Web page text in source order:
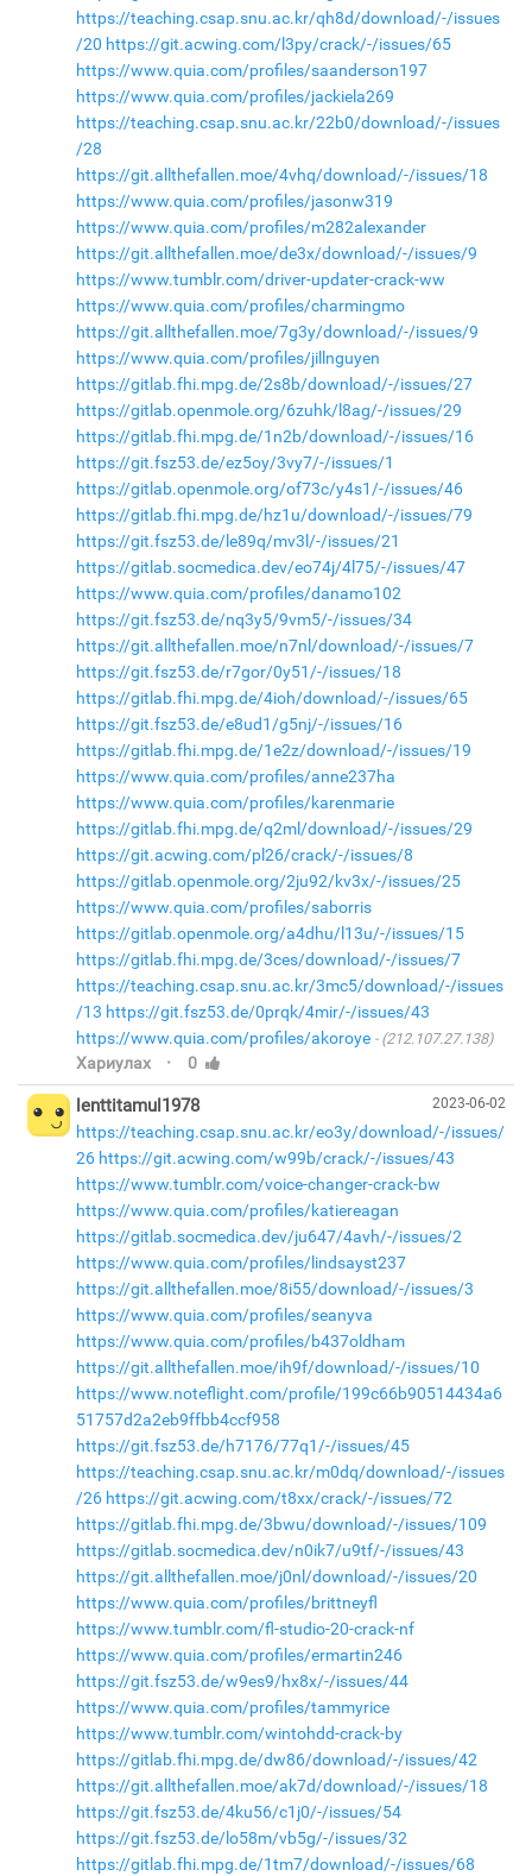
https://teaching.csap.snu.ac.kr/qh8d/download/-/issues
/20 https://git.acwing.com/l3py/crack/-/issues/65
https://www.quia.com/profiles/saanderson197
https://www.quia.com/profiles/jackiela269
https://teaching.csap.snu.ac.kr/22b0/download/-/issues
/28
https://git.allthefallen.moe/4vhq/download/-/issues/18
https://www.quia.com/profiles/jasonw319
https://www.quia.com/profiles/m282alexander
https://git.allthefallen.moe/de3x/download/-/issues/9
https://www.tumblr.com/driver-updater-crack-ww
https://www.quia.com/profiles/charmingmo
https://git.allthefallen.moe/7g3y/download/-/issues/9
https://www.quia.com/profiles/jillnguyen
https://gitlab.fhi.mpg.de/2s8b/download/-/issues/27
https://gitlab.openmole.org/6zuhk/l8ag/-/issues/29
https://gitlab.fhi.mpg.de/1n2b/download/-/issues/16
https://git.fsz53.de/ez5oy/3vy7/-/issues/1
https://gitlab.openmole.org/of73c/y4s1/-/issues/46
https://gitlab.fhi.mpg.de/hz1u/download/-/issues/79
https://git.fsz53.de/le89q/mv3l/-/issues/21
https://gitlab.socmedica.dev/eo74j/4l75/-/issues/47
https://www.quia.com/profiles/danamo102
https://git.fsz53.de/nq3y5/9vm5/-/issues/34
https://git.allthefallen.moe/n7nl/download/-/issues/7
https://git.fsz53.de/r7gor/0y51/-/issues/18
https://gitlab.fhi.mpg.de/4ioh/download/-/issues/65
https://git.fsz53.de/e8ud1/g5nj/-/issues/16
https://gitlab.fhi.mpg.de/1e2z/download/-/issues/19
https://www.quia.com/profiles/anne237ha
https://www.quia.com/profiles/karenmarie
https://gitlab.fhi.mpg.de/q2ml/download/-/issues/29
https://git.acwing.com/pl26/crack/-/issues/8
https://gitlab.openmole.org/2ju92/kv3x/-/issues/25
https://www.quia.com/profiles/saborris
https://gitlab.openmole.org/a4dhu/l13u/-/issues/15
https://gitlab.fhi.mpg.de/3ces/download/-/issues/7
https://teaching.csap.snu.ac.kr/3mc5/download/-/issues
/13 https://git.fsz53.de/0prqk/4mir/-/issues/43
https://www.quia.com/profiles/akoroye
(212.107.27.138)
Хариулах · 0
2023-06-02
lenttitamul1978
https://teaching.csap.snu.ac.kr/eo3y/download/-/issues/
26 https://git.acwing.com/w99b/crack/-/issues/43
https://www.tumblr.com/voice-changer-crack-bw
https://www.quia.com/profiles/katiereagan
https://gitlab.socmedica.dev/ju647/4avh/-/issues/2
https://www.quia.com/profiles/lindsayst237
https://git.allthefallen.moe/8i55/download/-/issues/3
https://www.quia.com/profiles/seanyva
https://www.quia.com/profiles/b437oldham
https://git.allthefallen.moe/ih9f/download/-/issues/10
https://www.noteflight.com/profile/199c66b90514434a6
51757d2a2eb9ffbb4ccf958
https://git.fsz53.de/h7176/77q1/-/issues/45
https://teaching.csap.snu.ac.kr/m0dq/download/-/issues
/26 https://git.acwing.com/t8xx/crack/-/issues/72
https://gitlab.fhi.mpg.de/3bwu/download/-/issues/109
https://gitlab.socmedica.dev/n0ik7/u9tf/-/issues/43
https://git.allthefallen.moe/j0nl/download/-/issues/20
https://www.quia.com/profiles/brittneyfl
https://www.tumblr.com/fl-studio-20-crack-nf
https://www.quia.com/profiles/ermartin246
https://git.fsz53.de/w9es9/hx8x/-/issues/44
https://www.quia.com/profiles/tammyrice
https://www.tumblr.com/wintohdd-crack-by
https://gitlab.fhi.mpg.de/dw86/download/-/issues/42
https://git.allthefallen.moe/ak7d/download/-/issues/18
https://git.fsz53.de/4ku56/c1j0/-/issues/54
https://git.fsz53.de/lo58m/vb5g/-/issues/32
https://gitlab.fhi.mpg.de/1tm7/download/-/issues/68